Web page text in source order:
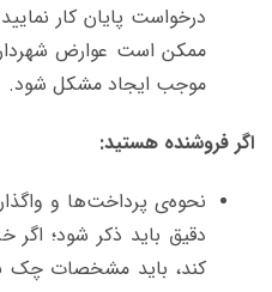
درخواست پایان کار
ممکن است عوارض
موجب ایجاد مشکل شود.
اگر فروشنده هستید:
نحوه‌ی پرداخت‌ها و
دقیق باید ذکر شود؛ اگر
کند، باید مشخصات چک